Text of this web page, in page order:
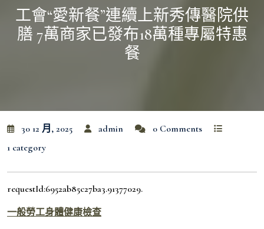
工會“愛新餐”連續上新秀傳醫院供
膳 7萬商家已發布18萬種專屬特惠
餐
30 12 月, 2025 admin
0 Comments
1 category
requestId:6952ab85c27ba3.91377029.
一般勞工身體健康檢查